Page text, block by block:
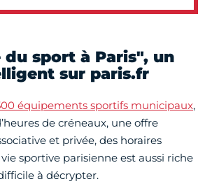
du sport à Paris", un
sur paris.fr
équipements sportifs municipaux,
de créneaux, une offre
et privée, des horaires
sportive parisienne est aussi riche
à décrypter.